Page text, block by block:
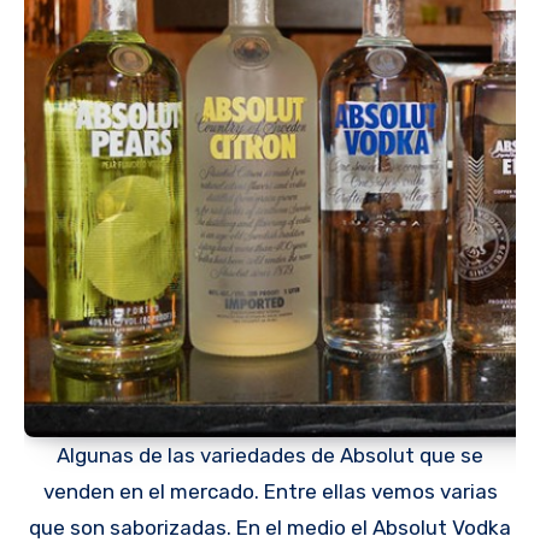
Algunas de las variedades de Absolut que se
venden en el mercado. Entre ellas vemos varias
que son saborizadas. En el medio el Absolut Vodka